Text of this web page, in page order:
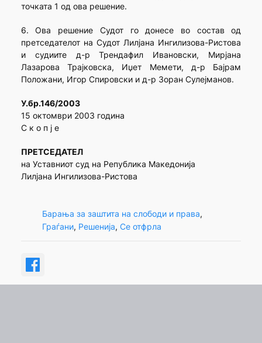
точката 1 од ова решение.
6. Ова решение Судот го донесе во состав од
претседателот на Судот Лилјана Ингилизова-Ристова
и судиите д-р Трендафил Ивановски, Мирјана
Лазарова Трајковска, Иџет Мемети, д-р Бајрам
Положани, Игор Спировски и д-р Зоран Сулејманов.
У.бр.146/2003
15 октомври 2003 година
С к о п ј е
ПРЕТСЕДАТЕЛ
на Уставниот суд на Република Македонија
Лилјана Ингилизова-Ристова
Барања за заштита на слободи и права
Граѓани, Решенија, Се отфрла